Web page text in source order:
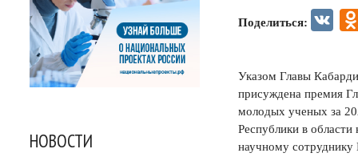
Поделиться: VK
Указом Главы
присуждена премия
молодых ученых за
Республики в
научному
НОВОСТИ